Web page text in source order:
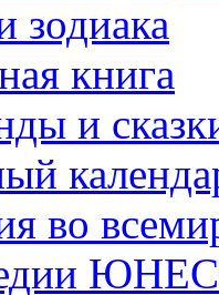
зодиака
книга
и
во